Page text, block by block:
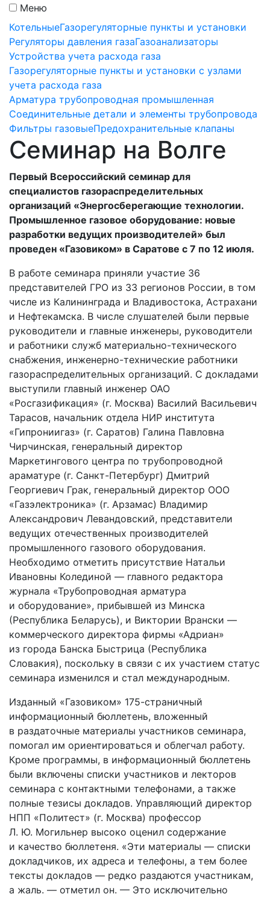
Меню
КотельныеГазорегуляторные пункты и установки
Регуляторы давления газаГазоанализаторы
Устройства учета расхода газа
Газорегуляторные пункты и установки с узлами
учета расхода газа
Арматура трубопроводная промышленная
Соединительные детали и элементы трубопровода
Фильтры газовыеПредохранительные клапаны
Семинар на Волге
Первый Всероссийский семинар для
специалистов газораспределительных
организаций «Энергосберегающие технологии.
Промышленное газовое оборудование: новые
разработки ведущих производителей» был
проведен «Газовиком» в Саратове с 7 по 12 июля.
В работе семинара приняли участие 36
представителей ГРО из 33 регионов России, в том
числе из Калининграда и Владивостока, Астрахани
и Нефтекамска. В числе слушателей были первые
руководители и главные инженеры, руководители
и работники служб материально-технического
снабжения, инженерно-технические работники
газораспределительных организаций. С докладами
выступили главный инженер ОАО
«Росгазификация» (г. Москва) Василий Васильевич
Тарасов, начальник отдела НИР института
«Гипрониигаз» (г. Саратов) Галина Павловна
Чирчинская, генеральный директор
Маркетингового центра по трубопроводной
араматуре (г. Санкт-Петербург) Дмитрий
Георгиевич Грак, генеральный директор ООО
«Газэлектроника» (г. Арзамас) Владимир
Александрович Левандовский, представители
ведущих отечественных производителей
промышленного газового оборудования.
Необходимо отметить присутствие Натальи
Ивановны Колединой — главного редактора
журнала «Трубопроводная арматура
и оборудование», прибывшей из Минска
(Республика Беларусь), и Виктории Врански —
коммерческого директора фирмы «Адриан»
из города Банска Быстрица (Республика
Словакия), поскольку в связи с их участием статус
семинара изменился и стал международным.
Изданный «Газовиком» 175-страничный
информационный бюллетень, вложенный
в раздаточные материалы участников семинара,
помогал им ориентироваться и облегчал работу.
Кроме программы, в информационный бюллетень
были включены списки участников и лекторов
семинара с контактными телефонами, а также
полные тезисы докладов. Управляющий директор
НПП «Политест» (г. Москва) профессор
Л. Ю. Могильнер высоко оценил содержание
и качество бюллетеня. «Эти материалы — списки
докладчиков, их адреса и телефоны, а тем более
тексты докладов — редко раздаются участникам,
а жаль. — отметил он. — Это исключительно